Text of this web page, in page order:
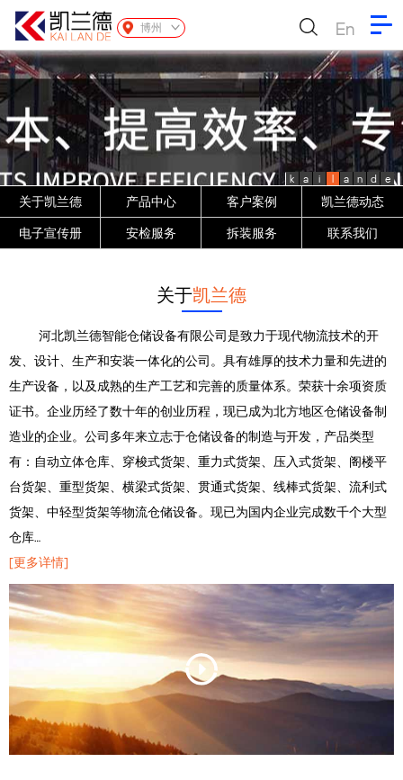
博州 En
k a i l a n d e
关于凯兰德 产品中心 客户案例 凯兰德动态
电子宣传册 安检服务 拆装服务 联系我们
关于凯兰德
河北凯兰德智能仓储设备有限公司是致力于现代物流技术的开
发、设计、生产和安装一体化的公司。具有雄厚的技术力量和先进的
生产设备，以及成熟的生产工艺和完善的质量体系。荣获十余项资质
证书。企业历经了数十年的创业历程，现已成为北方地区仓储设备制
造业的企业。公司多年来立志于仓储设备的制造与开发，产品类型
有：自动立体仓库、穿梭式货架、重力式货架、压入式货架、阁楼平
台货架、重型货架、横梁式货架、贯通式货架、线棒式货架、流利式
货架、中轻型货架等物流仓储设备。现已为国内企业完成数千个大型
仓库…
[更多详情]